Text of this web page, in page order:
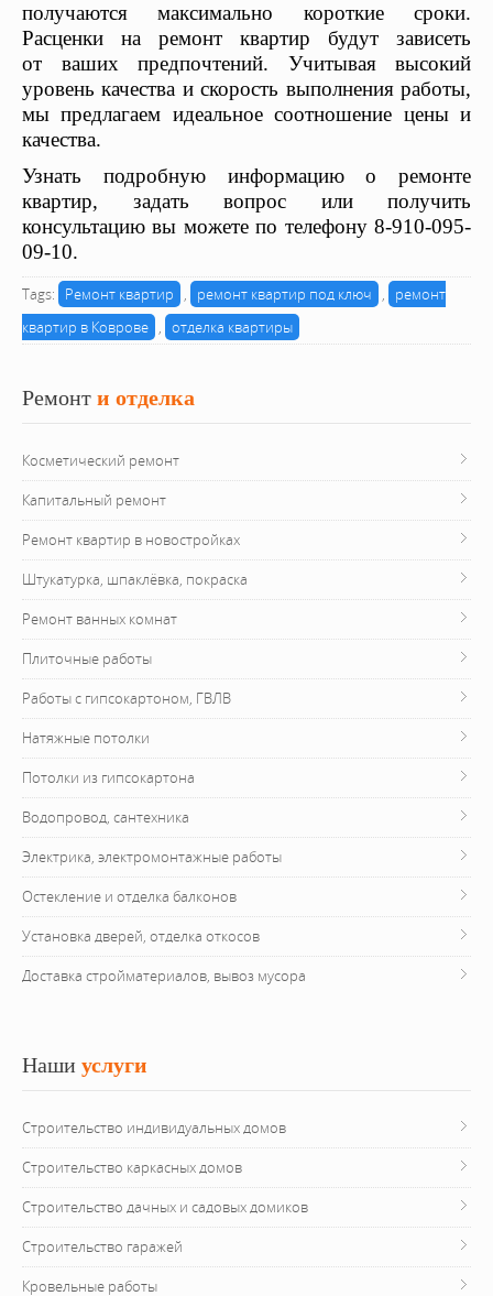
получаются максимально короткие сроки.
Расценки на ремонт квартир будут зависеть
от ваших предпочтений. Учитывая высокий
уровень качества и скорость выполнения работы,
мы предлагаем идеальное соотношение цены и
качества.
Узнать подробную информацию о ремонте
квартир, задать вопрос или получить
консультацию вы можете по телефону 8-910-095-
09-10.
Tags: Ремонт квартир , ремонт квартир под ключ ,
ремонт
квартир в Коврове , отделка квартиры
Ремонт и отделка
Косметический ремонт
Капитальный ремонт
Ремонт квартир в новостройках
Штукатурка, шпаклёвка, покраска
Ремонт ванных комнат
Плиточные работы
Работы с гипсокартоном, ГВЛВ
Натяжные потолки
Потолки из гипсокартона
Водопровод, сантехника
Электрика, электромонтажные работы
Остекление и отделка балконов
Установка дверей, отделка откосов
Доставка стройматериалов, вывоз мусора
Наши услуги
Строительство индивидуальных домов
Строительство каркасных домов
Строительство дачных и садовых домиков
Строительство гаражей
Кровельные работы